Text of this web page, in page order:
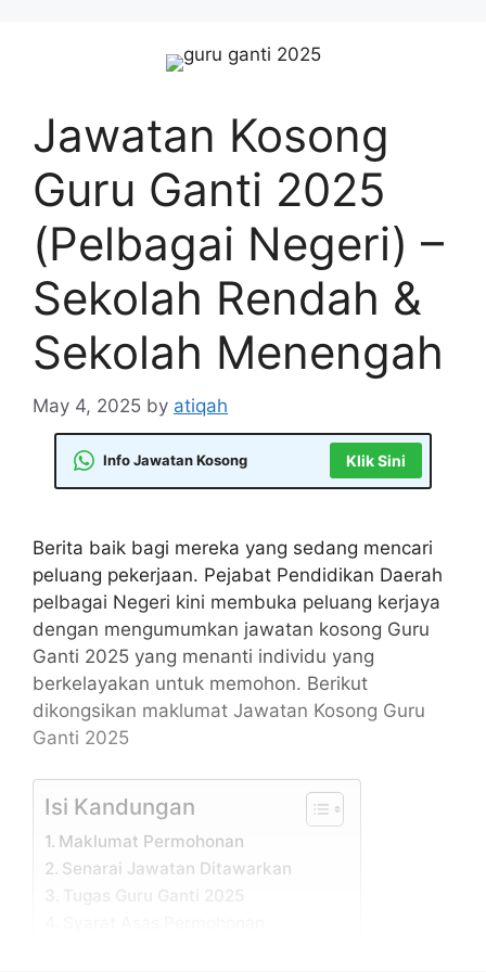
Jawatan Kosong
Guru Ganti 2025
(Pelbagai Negeri) –
Sekolah Rendah &
Sekolah Menengah
May 4, 2025 by atiqah
Info Jawatan Kosong Klik Sini
Berita baik bagi mereka yang sedang mencari
peluang pekerjaan. Pejabat Pendidikan Daerah
pelbagai Negeri kini membuka peluang kerjaya
dengan mengumumkan jawatan kosong Guru
Ganti 2025 yang menanti individu yang
berkelayakan untuk memohon. Berikut
dikongsikan maklumat Jawatan Kosong Guru
Ganti 2025
Isi Kandungan
Maklumat Permohonan
Senarai Jawatan Ditawarkan
Tugas Guru Ganti 2025